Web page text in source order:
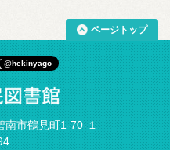
ページトップ
@hekinyago
市鶴見町1-70-１